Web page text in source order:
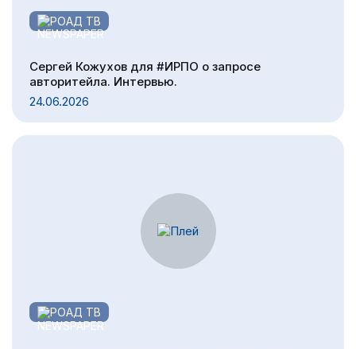
РОАД ТВ
Сергей Кожухов для #ИРПО о запросе
авторитейла. Интервью.
24.06.2026
РОАД ТВ